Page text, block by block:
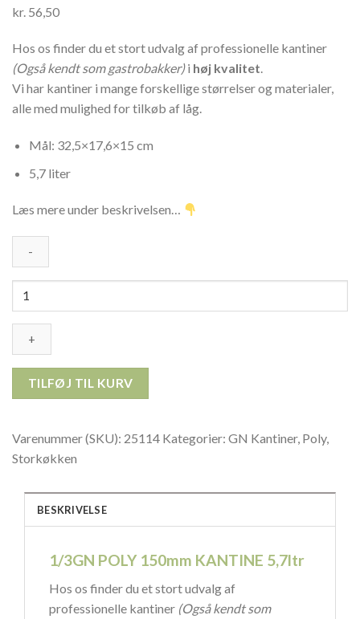
kr. 56,50
Hos os finder du et stort udvalg af professionelle kantiner
(Også kendt som gastrobakker)i høj kvalitet.
Vi har kantiner i mange forskellige størrelser og materialer,
alle med mulighed for tilkøb af låg.
Mål: 32,5×17,6×15 cm
5,7 liter
Læs mere under beskrivelsen…
1/3GN
150mm
KANTINE
25114
antal
TILFØJ TIL KURV
Varenummer (SKU): 25114 Kategorier: GN Kantiner, Poly,
Storkøkken
BESKRIVELSE
1/3GN POLY 150mm KANTINE 5,7ltr
Hos os finder du et stort udvalg af
professionelle kantiner (Også kendt som